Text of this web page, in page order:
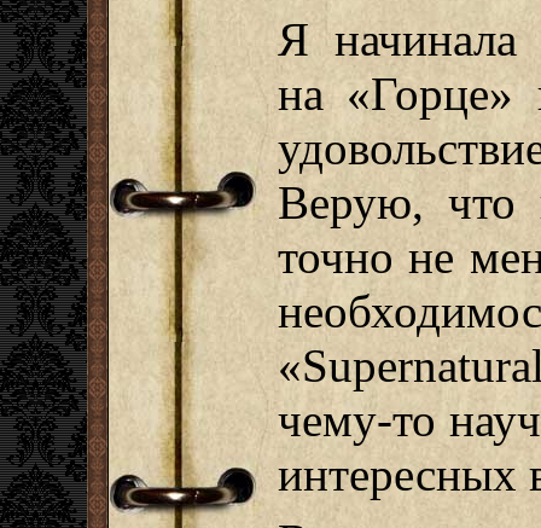
Я начинала
на
Верую, что
точно не
чему-то
интересных